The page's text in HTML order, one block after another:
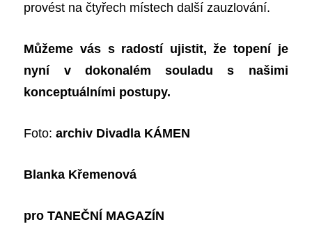
provést na čtyřech místech další zauzlování.
Můžeme vás s radostí ujistit, že topení je
nyní v dokonalém souladu s našimi
konceptuálními postupy.
Foto: archiv Divadla KÁMEN
Blanka Křemenová
proTANEČNÍ MAGAZÍN